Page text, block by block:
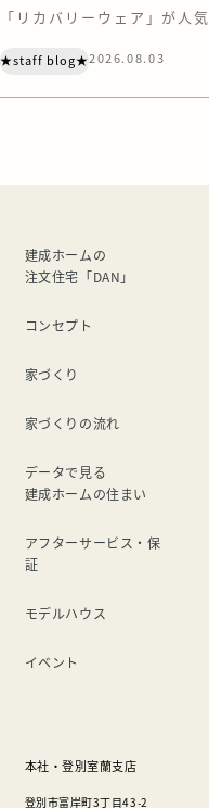
「リカバリーウェア」が人
ス”もリカバリー界に足を踏
リーウェアの効果がいまひ
★staff blog★2026.08.03
建成ホームの
注文住宅「DAN」
コンセプト
家づくり
家づくりの流れ
データで見る
建成ホームの住まい
アフターサービス・保
証
モデルハウス
イベント
本社・登別室蘭支店
登別市富岸町3丁目43-2